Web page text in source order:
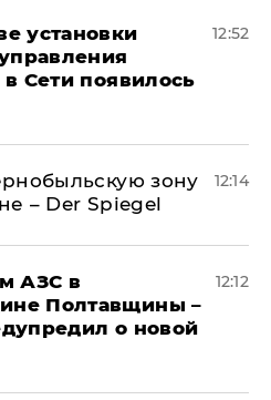
установки
Сети появилось
12:52
зону
– Der Spiegel
12:14
АЗС в
Полтавщины –
о новой
12:12